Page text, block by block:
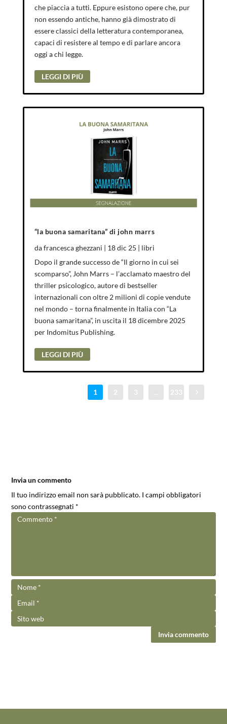
che piaccia a tutti. Eppure esistono opere che, pur
non essendo antiche, hanno già dimostrato di
essere classici della letteratura contemporanea,
capaci di resistere al tempo e di parlare ancora
oggi a chi legge.
LEGGI DI PIÙ
“la buona samaritana” di john marrs
dafrancesca ghezzani | 18 dic 25 | libri
Dopo il grande successo de “Il giorno in cui sei
scomparso”, John Marrs – l’acclamato maestro del
thriller psicologico, autore di bestseller
internazionali con oltre 2 milioni di copie vendute
nel mondo – torna finalmente in Italia con “La
buona samaritana”, in uscita il 18 dicembre 2025
per Indomitus Publishing.
LEGGI DI PIÙ
1 2 3 233
Invia un commento
Il tuo indirizzo email non sarà pubblicato. I campi obbligatori
sono contrassegnati *
Invia commento